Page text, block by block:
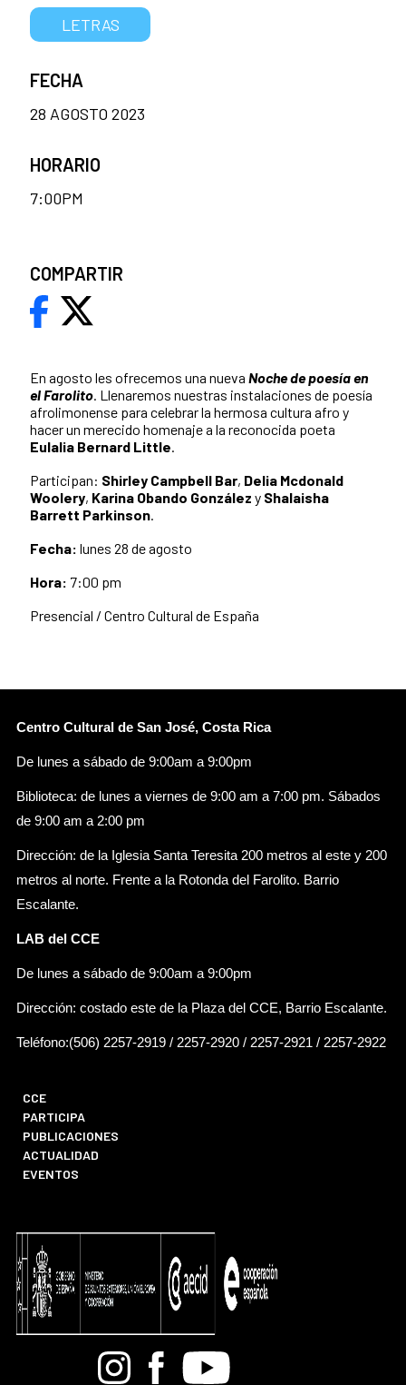
En agosto les ofrecemos una nueva Noche de poesía en
el Farolito . Llenaremos nuestras instalaciones de poesía
afrolimonense para celebrar la hermosa cultura afro y
hacer un merecido homenaje a la reconocida poeta
Eulalia Bernard Little
Participan: Shirley Campbell Bar, Delia Mcdonald
Woolery, Karina Obando González y Shalaisha
Barrett Parkinson
Fecha: lunes 28 de agosto
Hora: 7:00 pm
Presencial / Centro Cultural de España
LETRAS
FECHA
28 AGOSTO 2023
HORARIO
7:00PM
COMPARTIR
Centro Cultural de San José, Costa Rica
De lunes a sábado de 9:00am a 9:00pm
Biblioteca: de lunes a viernes de 9:00 am a 7:00 pm. Sábados
de 9:00 am a 2:00 pm
Dirección: de la Iglesia Santa Teresita 200 metros al este y 200
metros al norte. Frente a la Rotonda del Farolito. Barrio
Escalante.
LAB del CCE
De lunes a sábado de 9:00am a 9:00pm
Dirección: costado este de la Plaza del CCE, Barrio Escalante.
Teléfono:(506) 2257-2919 / 2257-2920 / 2257-2921 / 2257-2922
CCE
PARTICIPA
PUBLICACIONES
ACTUALIDAD
EVENTOS
BandcampInstagramFacebook
Youtube